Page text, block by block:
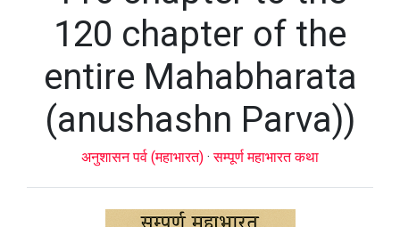
120 chapter of the
entire Mahabharata
(anushashn Parva))
अनुशासन पर्व (महाभारत) ·सम्पूर्ण महाभारत कथा